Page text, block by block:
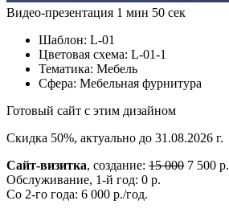
Видео-презентация 1 мин 50 сек
Шаблон: L-01
Цветовая схема: L-01-1
Тематика: Мебель
Сфера: Мебельная фурнитура
Готовый сайт с этим дизайном
Скидка 50%, актуально до 31.08.2026 г.
Сайт-визитка, создание: 15 000 7 500 р.
Обслуживание, 1-й год: 0 р.
Со 2-го года: 6 000 р./год.